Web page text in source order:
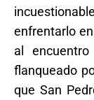
enfrentarlo
al
flanqueado
que San